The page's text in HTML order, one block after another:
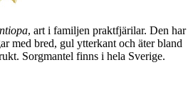
, art i familjen praktfjärilar. Den har
med bred, gul ytterkant och äter bland
Sorgmantel finns i hela Sverige.